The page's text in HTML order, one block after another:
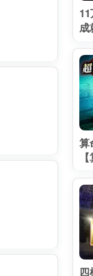
成
算